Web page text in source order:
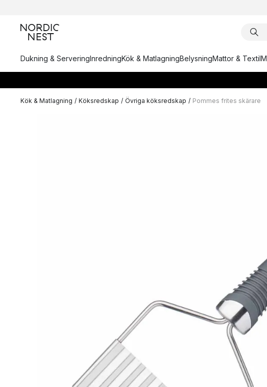
Dukning & ServeringInredningKök & MatlagningBelysningMattor & Textil
Kök & Matlagning / Köksredskap / Övriga köksredskap / Pommes frites skärare